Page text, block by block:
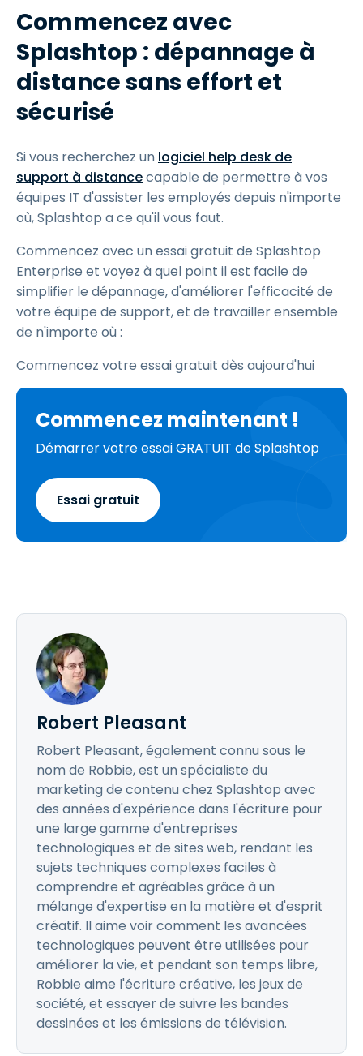
Commencez avec
Splashtop : dépannage à
distance sans effort et
sécurisé
Si vous recherchez un logiciel help desk de
support à distancecapable de permettre à vos
équipes IT d'assister les employés depuis n'importe
où, Splashtop a ce qu'il vous faut.
Commencez avec un essai gratuit de Splashtop
Enterprise et voyez à quel point il est facile de
simplifier le dépannage, d'améliorer l'efficacité de
votre équipe de support, et de travailler ensemble
de n'importe où :
Commencez votre essai gratuit dès aujourd'hui
Commencez maintenant !
Démarrer votre essai GRATUIT de Splashtop
Essai gratuit
Robert Pleasant
Robert Pleasant, également connu sous le
nom de Robbie, est un spécialiste du
marketing de contenu chez Splashtop avec
des années d'expérience dans l'écriture pour
une large gamme d'entreprises
technologiques et de sites web, rendant les
sujets techniques complexes faciles à
comprendre et agréables grâce à un
mélange d'expertise en la matière et d'esprit
créatif. Il aime voir comment les avancées
technologiques peuvent être utilisées pour
améliorer la vie, et pendant son temps libre,
Robbie aime l'écriture créative, les jeux de
société, et essayer de suivre les bandes
dessinées et les émissions de télévision.